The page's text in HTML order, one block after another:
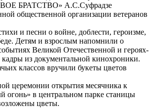
БРАТСТВО» А.С.Суфрадзе
общественной организации ветеранов
и песни о войне, доблести, героизме,
Детям и взрослым напомнили о
Великой Отечественной и героях-
кадры из документальной кинохроники.
классов вручили букеты цветов
церемонии открытия месячника к
огонь» в центральном парке станицы
цветы.